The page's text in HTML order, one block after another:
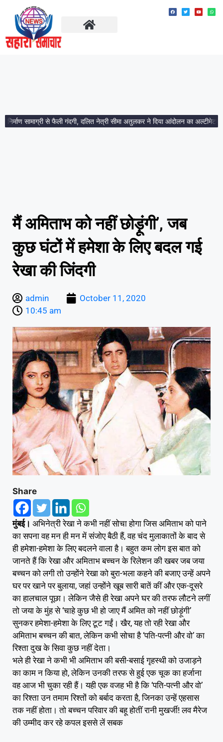
सामाग्री से फैली गंदगी, दलित नेत्री सीमा अतुलकर ने दिया आंदोलन का अल्टीमेटम।
मैं अमिताभ को नहीं छोड़ूंगी’, जब
कुछ घंटों में हमेशा के लिए बदल गई
रेखा की जिंदगी
admin
October 11, 2020
10:45 am
Share
मुंबई। अभिनेत्री रेखा ने कभी नहीं सोचा होगा जिस अमिताभ को पाने
का सपना वह मन ही मन में संजोए बैठी हैं, वह चंद मुलाकातों के बाद से
ही हमेशा-हमेशा के लिए बदलने वाला है। बहुत कम लोग इस बात को
जानते हैं कि रेखा और अमिताभ बच्चन के रिलेशन की खबर जब जया
बच्चन को लगी तो उन्होंने रेखा को बुरा-भला कहने की बजाए उन्हें अपने
घर पर खाने पर बुलाया, जहां उन्होंने खूब सारी बातें कीं और एक-दूसरे
का हालचाल पूछा। लेकिन जैसे ही रेखा अपने घर की तरफ लौटने लगीं
तो जया के मुंह से ‘चाहे कुछ भी हो जाए मैं अमित को नहीं छोड़ूंगी’
सुनकर हमेशा-हमेशा के लिए टूट गईं। खैर, यह तो रही रेखा और
अमिताभ बच्चन की बात, लेकिन कभी सोचा है ‘पति-पत्नी और वो’ का
रिश्ता दुख के सिवा कुछ नहीं देता।
भले ही रेखा ने कभी भी अमिताभ की बसी-बसाई गृहस्थी को उजाड़ने
का काम न किया हो, लेकिन उनकी तरफ से हुई एक चूक का हर्जाना
वह आज भी चुका रही हैं। यही एक वजह भी है कि ‘पति-पत्नी और वो’
का रिश्ता उन तमाम रिश्तों को बर्बाद करता है, जिनका उन्हें एहसास
तक नहीं होता। तो बच्चन परिवार की बहू होतीं रानी मुखर्जी! लव मैरेज
की उम्मीद कर रहे कपल इससे लें सबक